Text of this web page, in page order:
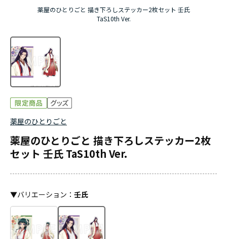
薬屋のひとりごと 描き下ろしステッカー2枚セット 壬氏
TaS10th Ver.
薬屋のひとりごと
薬屋のひとりごと 描き下ろしステッカー2枚
セット 壬氏 TaS10th Ver.
▼バリエーション ： 壬氏